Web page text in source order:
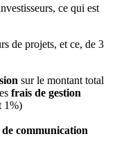
ce qui est
de projets, et ce, de 3
sur le montant total
frais de gestion
1%)
communication